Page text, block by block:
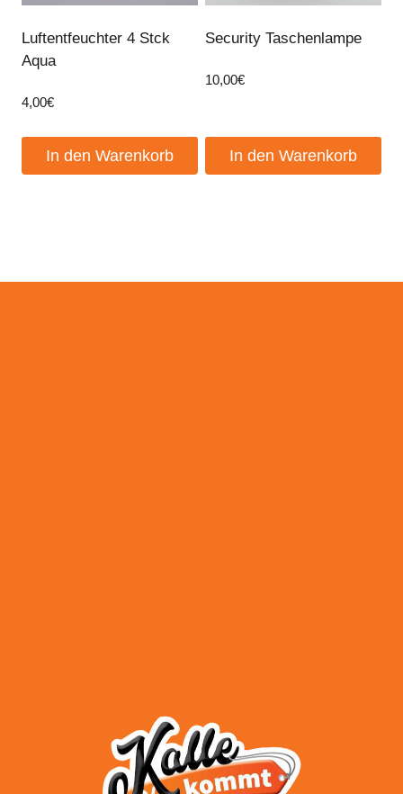
Luftentfeuchter 4 Stck
Aqua
4,00€
In den Warenkorb
Security Taschenlampe
10,00€
In den Warenkorb